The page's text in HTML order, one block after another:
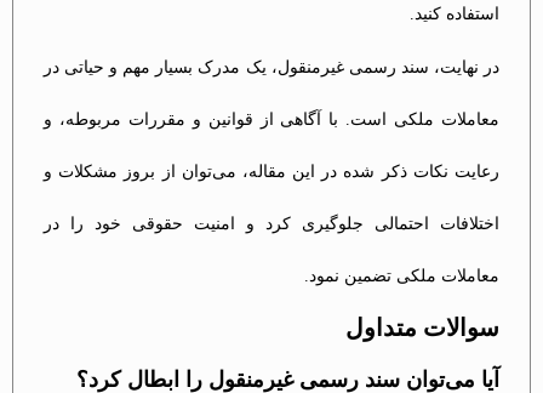
استفاده کنید.
در نهایت، سند رسمی غیرمنقول، یک مدرک بسیار مهم و حیاتی در
معاملات ملکی است. با آگاهی از قوانین و مقررات مربوطه، و
رعایت نکات ذکر شده در این مقاله، می‌توان از بروز مشکلات و
اختلافات احتمالی جلوگیری کرد و امنیت حقوقی خود را در
معاملات ملکی تضمین نمود.
سوالات متداول
آیا می‌توان سند رسمی غیرمنقول را ابطال کرد؟